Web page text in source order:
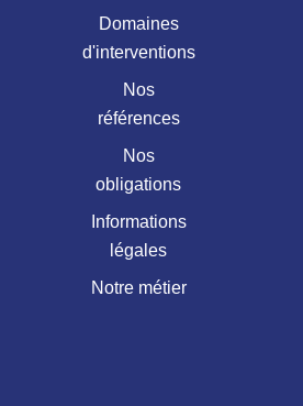
Domaines
d'interventions
Nos
références
Nos
obligations
Informations
légales
Notre métier